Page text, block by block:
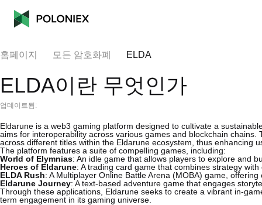
홈페이지 모든 암호화폐 ELDA
ELDA이란 무엇인가
업데이트됨:
Eldarune is a web3 gaming platform designed to cultivate a
aims for interoperability across various games and blockchain
across different titles within the Eldarune ecosystem, thus enhancing
The platform features a suite of compelling games, including:
World of Elymnias: An idle game that allows players to explore and
Heroes of Eldarune: A trading card game that combines strategy
ELDA Rush: A Multiplayer Online Battle Arena (MOBA) game,
Eldarune Journey: A text-based adventure game that engages
Through these applications, Eldarune seeks to create a vibrant in-
term engagement in its gaming universe.